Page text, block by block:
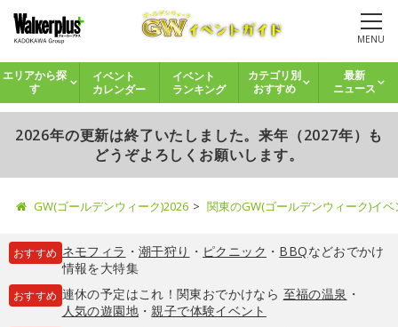
MENU
エリアから探
す
イベント
カレンダー
イベント
ランキング
カテゴリ別
おすすめ
最新
ニュース
2026年の更新は終了いたしました。来年（2027年）も
どうぞよろしくお願いします。
GW(ゴールデンウィーク)2026 関東のGW(ゴールデンウィーク)イ
おすすめ ネモフィラ ・ 潮干狩り ・ ピクニック ・ BBQなどおでかけ
情報を大特集
おすすめ 連休の予定はこれ！関東おでかけなら 至福の温泉 ・
人気の遊園地・親子で体験イベント